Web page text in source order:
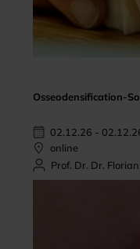
Osseodensification-
02.12.26 -
online
Prof. Dr. Dr.